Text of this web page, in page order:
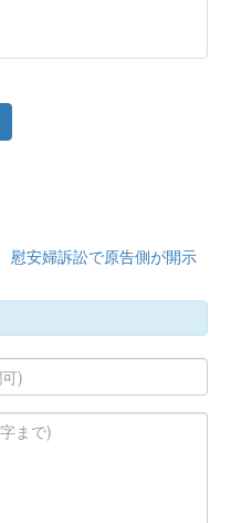
慰安婦訴訟で原告側が開示